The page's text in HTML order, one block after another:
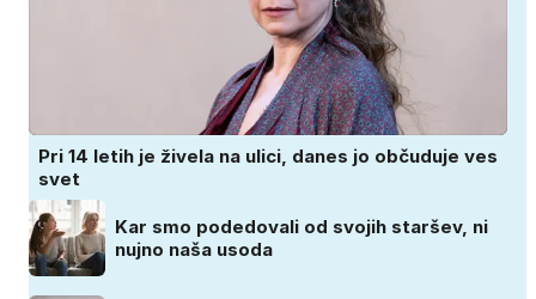
Pri 14 letih je živela na ulici, danes jo občuduje ves
svet
Kar smo podedovali od svojih staršev, ni
nujno naša usoda